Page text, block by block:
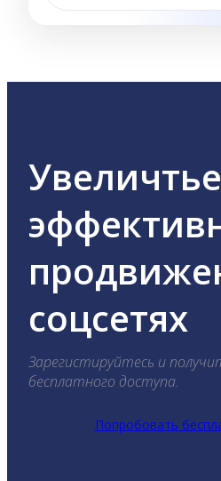
Увеличтье
соцсетях
Зарегистируйтесь и
бесплатного доступа.
Попробовать